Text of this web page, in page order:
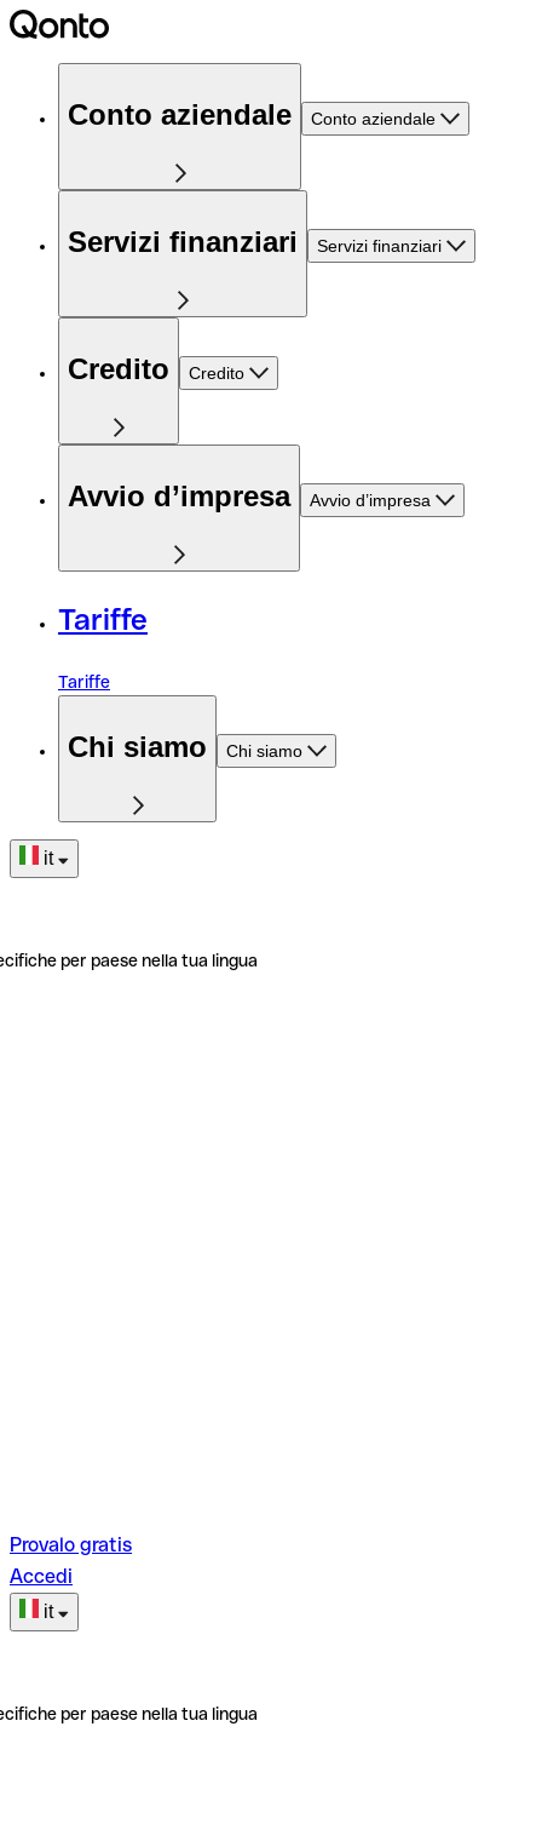
Conto aziendale Conto aziendale
Servizi finanziari Servizi finanziari
Credito Credito
Avvio d’impresa Avvio d’impresa
Tariffe
Tariffe
Chi siamo Chi siamo
it
per paese nella tua lingua
Provalo gratis
Accedi
it
per paese nella tua lingua